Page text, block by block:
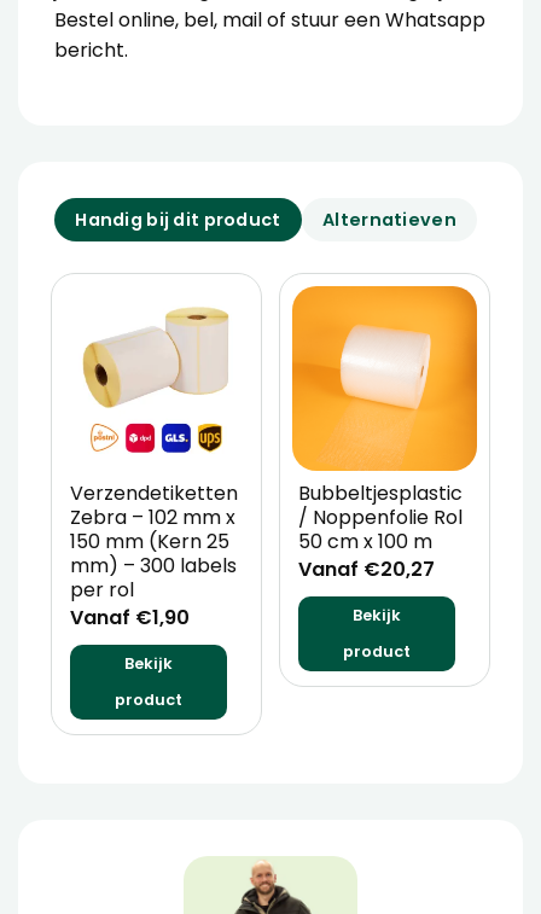
Bestel online, bel, mail of stuur een Whatsapp
bericht.
Handig bij dit product Alternatieven
Verzendetiketten
Zebra – 102 mm x
150 mm (Kern 25
mm) – 300 labels
per rol
Vanaf €1,90
Bekijk
product
Bubbeltjesplastic
/ Noppenfolie Rol
50 cm x 100 m
Vanaf €20,27
Bekijk
product